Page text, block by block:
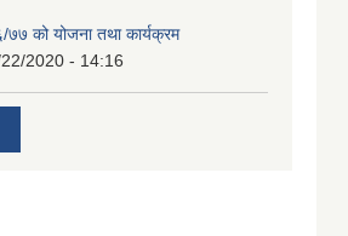
को योजना तथा कार्यक्रम
2020 - 14:16